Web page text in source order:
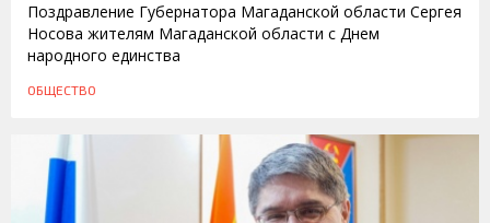
Поздравление Губернатора Магаданской области Сергея
Носова жителям Магаданской области с Днем
народного единства
ОБЩЕСТВО